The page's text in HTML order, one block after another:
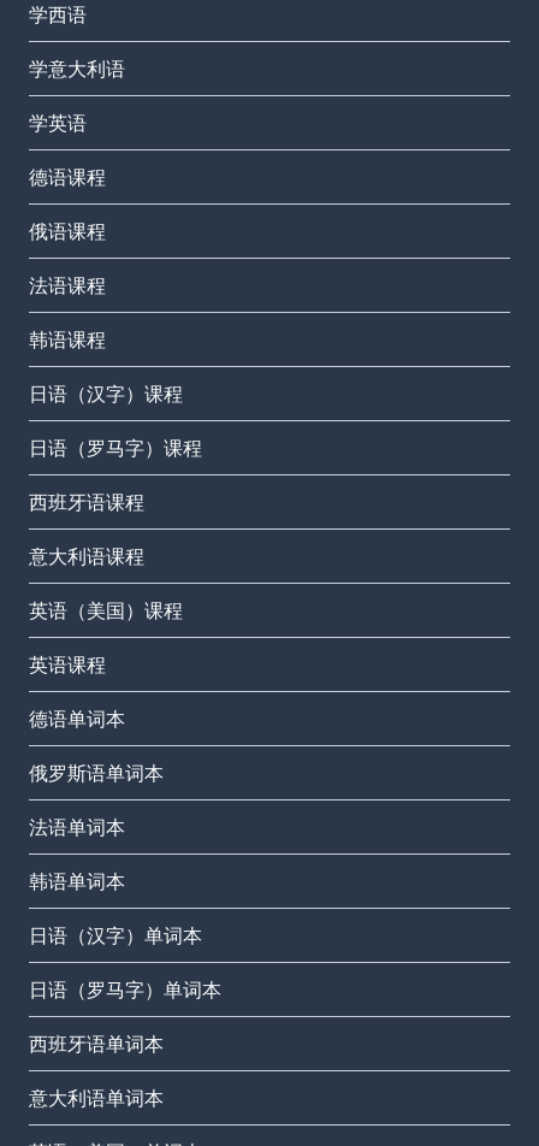
学西语
学意大利语
学英语
德语课程
俄语课程
法语课程
韩语课程
日语（汉字）课程
日语（罗马字）课程
西班牙语课程
意大利语课程
英语（美国）课程
英语课程
德语单词本
俄罗斯语单词本
法语单词本
韩语单词本
日语（汉字）单词本
日语（罗马字）单词本
西班牙语单词本
意大利语单词本